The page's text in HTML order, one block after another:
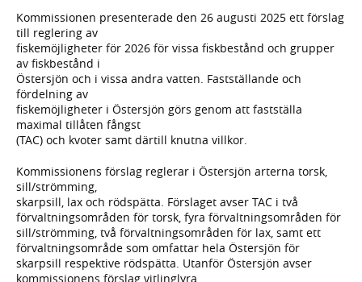
Kommissionen presenterade den 26 augusti 2025 ett förslag
till reglering av
fiskemöjligheter för 2026 för vissa fiskbestånd och grupper
av fiskbestånd i
Östersjön och i vissa andra vatten. Fastställande och
fördelning av
fiskemöjligheter i Östersjön görs genom att fastställa
maximal tillåten fångst
(TAC) och kvoter samt därtill knutna villkor.
Kommissionens förslag reglerar i Östersjön arterna torsk,
sill/strömming,
skarpsill, lax och rödspätta. Förslaget avser TAC i två
förvaltningsområden för torsk, fyra förvaltningsområden för
sill/strömming, två förvaltningsområden för lax, samt ett
förvaltningsområde som omfattar hela Östersjön för
skarpsill respektive rödspätta. Utanför Östersjön avser
kommissionens förslag vitlinglyra.